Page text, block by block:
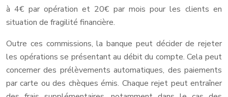
à 4€ par opération et 20€ par mois pour les clients en
situation de fragilité financière.
Outre ces commissions, la banque peut décider de rejeter
les opérations se présentant au débit du compte. Cela peut
concerner des prélèvements automatiques, des paiements
par carte ou des chèques émis. Chaque rejet peut entraîner